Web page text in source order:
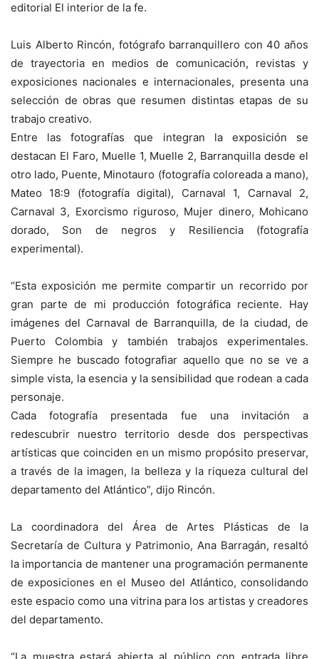
editorial El interior de la fe.
Luis Alberto Rincón, fotógrafo barranquillero con 40 años
de trayectoria en medios de comunicación, revistas y
exposiciones nacionales e internacionales, presenta una
selección de obras que resumen distintas etapas de su
trabajo creativo.
Entre las fotografías que integran la exposición se
destacan El Faro, Muelle 1, Muelle 2, Barranquilla desde el
otro lado, Puente, Minotauro (fotografía coloreada a mano),
Mateo 18:9 (fotografía digital), Carnaval 1, Carnaval 2,
Carnaval 3, Exorcismo riguroso, Mujer dinero, Mohicano
dorado, Son de negros y Resiliencia (fotografía
experimental).
“Esta exposición me permite compartir un recorrido por
gran parte de mi producción fotográfica reciente. Hay
imágenes del Carnaval de Barranquilla, de la ciudad, de
Puerto Colombia y también trabajos experimentales.
Siempre he buscado fotografiar aquello que no se ve a
simple vista, la esencia y la sensibilidad que rodean a cada
personaje.
Cada fotografía presentada fue una invitación a
redescubrir nuestro territorio desde dos perspectivas
artísticas que coinciden en un mismo propósito preservar,
a través de la imagen, la belleza y la riqueza cultural del
departamento del Atlántico”, dijo Rincón.
La coordinadora del Área de Artes Plásticas de la
Secretaría de Cultura y Patrimonio, Ana Barragán, resaltó
la importancia de mantener una programación permanente
de exposiciones en el Museo del Atlántico, consolidando
este espacio como una vitrina para los artistas y creadores
del departamento.